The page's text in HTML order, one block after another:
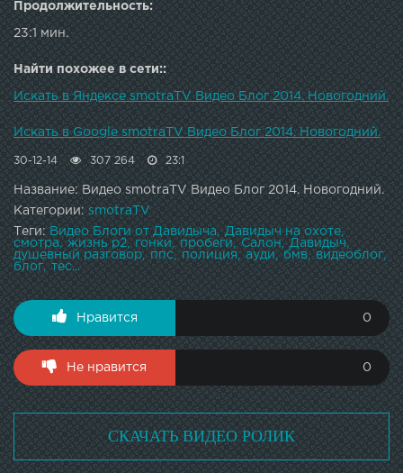
Продолжительность:
23:1 мин.
Найти похожее в сети::
Искать в Яндексе smotraTV Видео Блог 2014. Новогодний.
Искать в Google smotraTV Видео Блог 2014. Новогодний.
30-12-14 307 264 23:1
Название: Видео smotraTV Видео Блог 2014. Новогодний.
Категории: smotraTV
Теги: Видео Блоги от Давидыча
Давидыч на охоте
смотра
жизнь р2 гонки пробеги Салон
Давидыч
душевный разговор
ппс полиция ауди бмв
видеоблог
блог
тес...
Нравится 0
Не нравится 0
СКАЧАТЬ ВИДЕО РОЛИК